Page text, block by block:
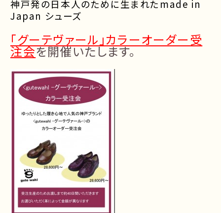
神戸発の日本人のために生まれた made in
Japan シューズ
「グーテヴァール」カラーオーダー受
注会を開催いたします。